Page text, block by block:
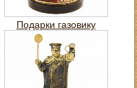
Подарки газовику